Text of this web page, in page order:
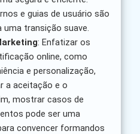
e guias de usuário são
transição suave.
: Enfatizar os
online, como
e personalização,
a aceitação e o
mostrar casos de
pode ser uma
convencer formandos